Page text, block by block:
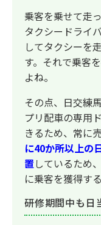
乗客を乗せて走
タクシードライ
してタクシーを
す。それで乗客
よね。
その点、日交練
プリ配車の専用
きるため、常に
に40か所以上の
置しているため
に乗客を獲得す
研修期間中も日